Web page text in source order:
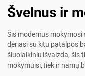
Švelnus ir
Šis modernus mokymosi
deriasi su kitu patalpos
šiuolaikiniu išvaizda, šis
mokymuisi, tiek ir namų